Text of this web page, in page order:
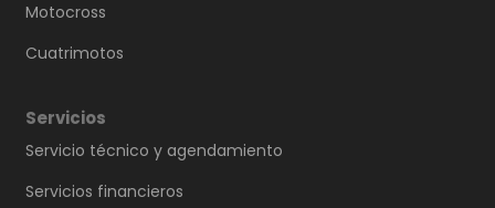
Motocross
Cuatrimotos
Servicios
Servicio técnico y agendamiento
Servicios financieros